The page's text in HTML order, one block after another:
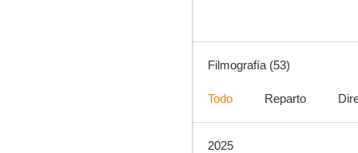
Filmografía (53)
Todo Reparto
2025